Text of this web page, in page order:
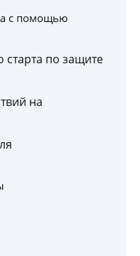
с помощью
старта по защите
на